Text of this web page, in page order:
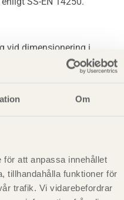
Om
för att anpassa innehållet
tillhandahålla funktioner för
trafik. Vi vidarebefordrar
vid dimensionering i
skada), karakteristisk
mot icke bärande
20 mm ellerL⁄300